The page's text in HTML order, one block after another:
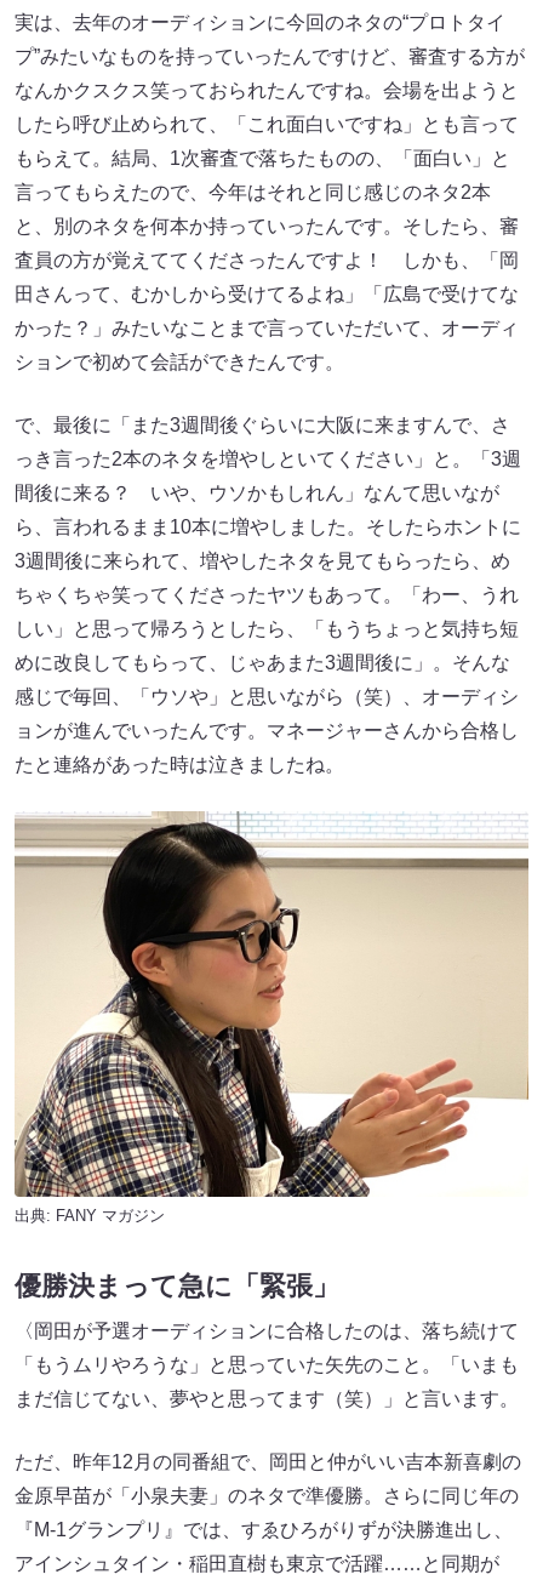
実は、去年のオーディションに今回のネタの“プロトタイ
プ”みたいなものを持っていったんですけど、審査する方が
なんかクスクス笑っておられたんですね。会場を出ようと
したら呼び止められて、「これ面白いですね」とも言って
もらえて。結局、1次審査で落ちたものの、「面白い」と
言ってもらえたので、今年はそれと同じ感じのネタ2本
と、別のネタを何本か持っていったんです。そしたら、審
査員の方が覚えててくださったんですよ！ しかも、「岡
田さんって、むかしから受けてるよね」「広島で受けてな
かった？」みたいなことまで言っていただいて、オーディ
ションで初めて会話ができたんです。
で、最後に「また3週間後ぐらいに大阪に来ますんで、さ
っき言った2本のネタを増やしといてください」と。「3週
間後に来る？ いや、ウソかもしれん」なんて思いなが
ら、言われるまま10本に増やしました。そしたらホントに
3週間後に来られて、増やしたネタを見てもらったら、め
ちゃくちゃ笑ってくださったヤツもあって。「わー、うれ
しい」と思って帰ろうとしたら、「もうちょっと気持ち短
めに改良してもらって、じゃあまた3週間後に」。そんな
感じで毎回、「ウソや」と思いながら（笑）、オーディシ
ョンが進んでいったんです。マネージャーさんから合格し
たと連絡があった時は泣きましたね。
出典: FANY マガジン
優勝決まって急に「緊張」
〈岡田が予選オーディションに合格したのは、落ち続けて
「もうムリやろうな」と思っていた矢先のこと。「いまも
まだ信じてない、夢やと思ってます（笑）」と言います。
ただ、昨年12月の同番組で、岡田と仲がいい吉本新喜劇の
金原早苗が「小泉夫妻」のネタで準優勝。さらに同じ年の
『M-1グランプリ』では、すゑひろがりずが決勝進出し、
アインシュタイン・稲田直樹も東京で活躍……と同期が